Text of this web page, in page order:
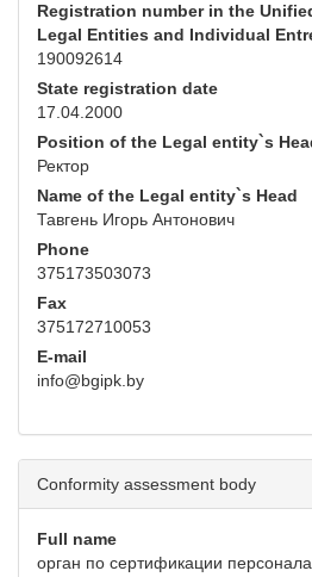
Registration number in the
Legal Entities and Individual
190092614
State registration date
17.04.2000
Position of the Legal entity`s
Ректор
Name of the Legal entity`s Head
Тавгень Игорь Антонович
Phone
375173503073
Fax
375172710053
E-mail
info@bgipk.by
Conformity assessment body
Full name
орган по сертификации персонала